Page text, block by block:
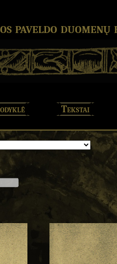
paveldo duomenų
Tekstai